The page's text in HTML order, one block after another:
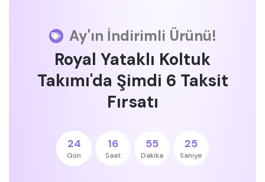
Ay'ın İndirimli Ürünü!
Royal Yataklı Koltuk
Takımı'da Şimdi 6 Taksit
Fırsatı
24
Gün
16
Saat
55
Dakika
24
Saniye